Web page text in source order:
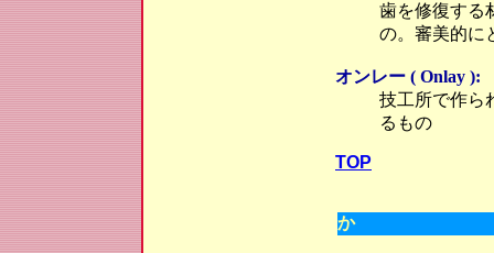
歯を修復する
の。審美的に
オンレー ( Onlay ):
技工所で作ら
るもの
TOP
か